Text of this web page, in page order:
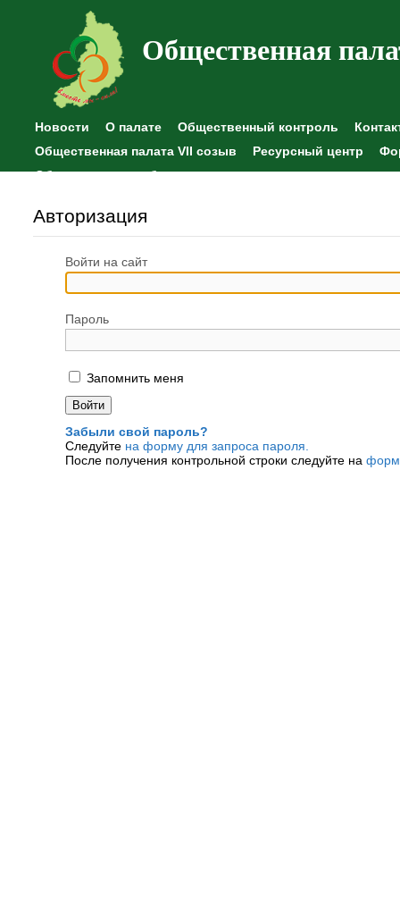
Общественная
Новости О палате Общественный контроль
Общественная палата VII созыв
Ресурсный центр
Общественные наблюдения
Авторизация
Войти на сайт
Пароль
Запомнить меня
Забыли свой пароль?
Следуйте на форму для запроса пароля.
После получения контрольной строки следуйте на